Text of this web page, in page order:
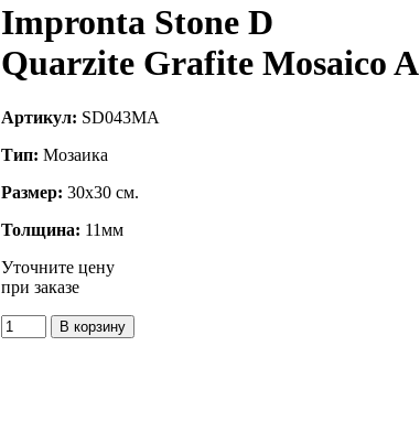
Impronta Stone D
Quarzite Grafite Mosaico A
Артикул: SD043MA
Тип: Мозаика
Размер: 30x30 см.
Толщина: 11мм
Уточните цену
при заказе